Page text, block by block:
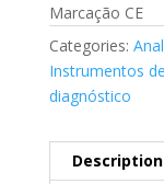
Marcação CE
Categories:
Instrumentos
diagnóstico
Description